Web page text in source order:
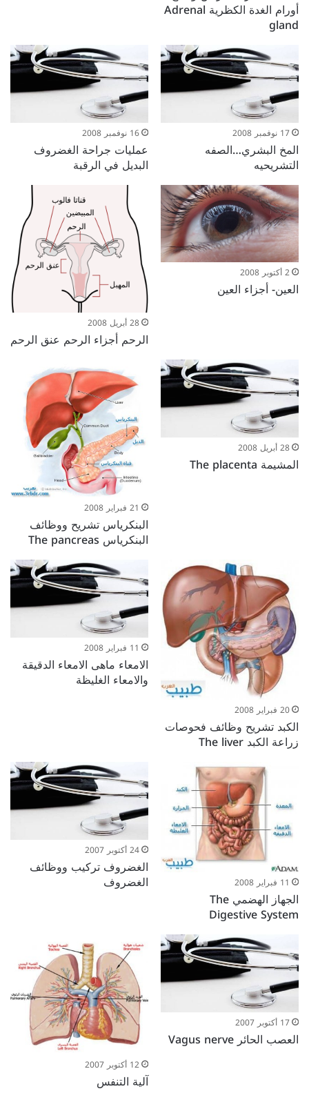
أورام الغدة الكظرية Adrenal
gland
17 نوفمبر 2008
المخ البشري…الصفه
التشريحيه
16 نوفمبر 2008
عمليات جراحة الغضروف
البديل في الرقبة
2 أكتوبر 2008
العين- أجزاء العين
28 أبريل 2008
الرحم أجزاء الرحم عنق الرحم
28 أبريل 2008
المشيمة The placenta
21 فبراير 2008
البنكرياس تشريح ووظائف
البنكرياس The pancreas
20 فبراير 2008
الكبد تشريح وظائف فحوصات
زراعة الكبد The liver
11 فبراير 2008
الامعاء ماهى الامعاء الدقيقة
والامعاء الغليظة
11 فبراير 2008
الجهاز الهضمي The
Digestive System
24 أكتوبر 2007
الغضروف تركيب ووظائف
الغضروف
17 أكتوبر 2007
العصب الحائر Vagus nerve
12 أكتوبر 2007
آلية التنفس